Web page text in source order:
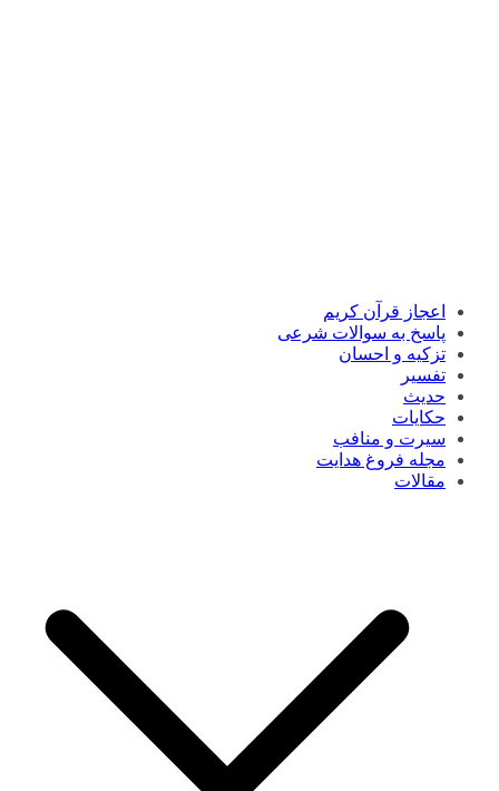
اعجاز قرآن کریم
پاسخ به سوالات شرعی
تزکیه و احسان
تفسیر
حدیث
حکایات
سیرت و منافب
مجله فروغ هدایت
مقالات